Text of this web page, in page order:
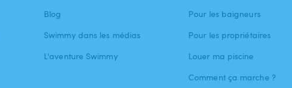
Blog
Swimmy dans les médias
L'aventure Swimmy
Pour les baigneurs
Pour les propriétaires
Louer ma piscine
Comment ça marche ?